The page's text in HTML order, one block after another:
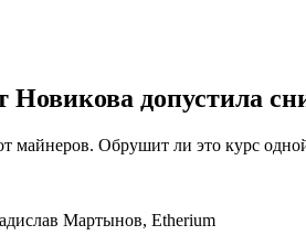
Новикова допустила
Мартынов, Etherium